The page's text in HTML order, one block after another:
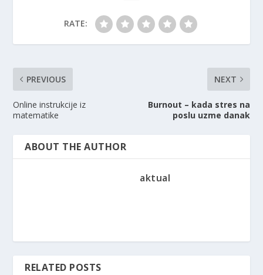
RATE:
PREVIOUS
Online instrukcije iz
matematike
NEXT
Burnout – kada stres na
poslu uzme danak
ABOUT THE AUTHOR
aktual
RELATED POSTS